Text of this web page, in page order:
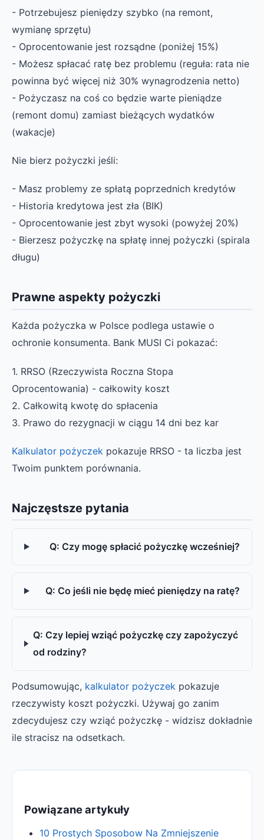
- Potrzebujesz pieniędzy szybko (na remont,
wymianę sprzętu)
- Oprocentowanie jest rozsądne (poniżej 15%)
- Możesz spłacać ratę bez problemu (reguła: rata nie
powinna być więcej niż 30% wynagrodzenia netto)
- Pożyczasz na coś co będzie warte pieniądze
(remont domu) zamiast bieżących wydatków
(wakacje)
Nie bierz pożyczki jeśli:
- Masz problemy ze spłatą poprzednich kredytów
- Historia kredytowa jest zła (BIK)
- Oprocentowanie jest zbyt wysoki (powyżej 20%)
- Bierzesz pożyczkę na spłatę innej pożyczki (spirala
długu)
Prawne aspekty pożyczki
Każda pożyczka w Polsce podlega ustawie o
ochronie konsumenta. Bank MUSI Ci pokazać:
1. RRSO (Rzeczywista Roczna Stopa
Oprocentowania) - całkowity koszt
2. Całkowitą kwotę do spłacenia
3. Prawo do rezygnacji w ciągu 14 dni bez kar
Kalkulator pożyczek pokazuje RRSO - ta liczba jest
Twoim punktem porównania.
Najczęstsze pytania
Q: Czy mogę spłacić pożyczkę wcześniej?
Q: Co jeśli nie będę mieć pieniędzy na ratę?
Q: Czy lepiej wziąć pożyczkę czy zapożyczyć
od rodziny?
Podsumowując, kalkulator pożyczek pokazuje
rzeczywisty koszt pożyczki. Używaj go zanim
zdecydujesz czy wziąć pożyczkę - widzisz dokładnie
ile stracisz na odsetkach.
Powiązane artykuły
10 Prostych Sposobow Na Zmniejszenie